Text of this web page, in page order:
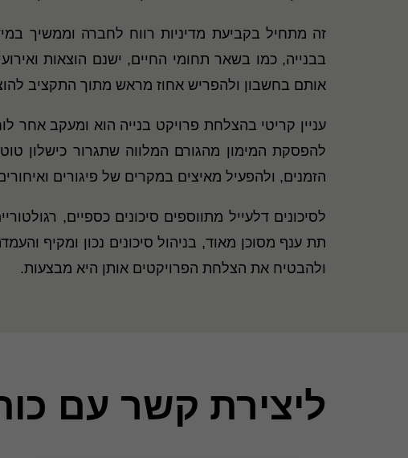
זה מתחיל בקביעת מדיניות רווח לחברה וממשיך
בבנייה, כמו בשאר תחומי החיים, ישנם הוצאות
אותם בחשבון ולהפריש אחוז מראש מתוך התקציב
עניין קריטי בהצלחת פרויקט בנייה הוא ומעקב אחר
להפסקת המימון מהגורם המלווה שתגרור כישלון
הזמנים, ולהפעיל מאיצים במקרים של פיגורים
לסיכונים דלעייל מתווספים סיכונים כספיים,
תת ענף מסוכן מאוד, בניהול סיכונים נכון ומקיף
ולהבטיח את הצלחת הפרויקטים אותן היא מבצעות.
ליצירת קשר עם